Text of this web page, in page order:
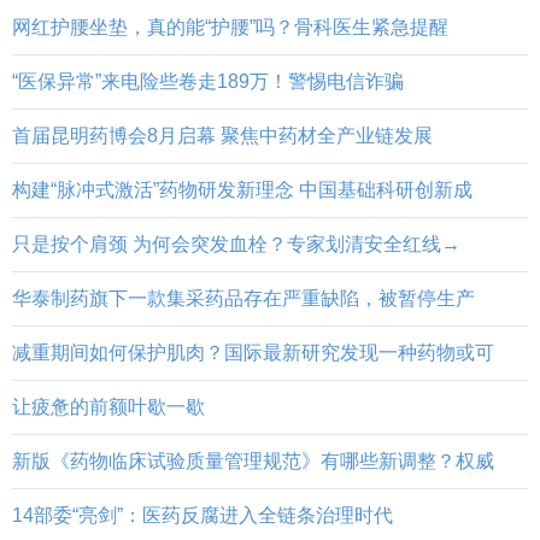
网红护腰坐垫，真的能“护腰”吗？骨科医生紧急提醒
“医保异常”来电险些卷走189万！警惕电信诈骗
首届昆明药博会8月启幕 聚焦中药材全产业链发展
构建“脉冲式激活”药物研发新理念 中国基础科研创新成
只是按个肩颈 为何会突发血栓？专家划清安全红线→
华泰制药旗下一款集采药品存在严重缺陷，被暂停生产
减重期间如何保护肌肉？国际最新研究发现一种药物或可
让疲惫的前额叶歇一歇
新版《药物临床试验质量管理规范》有哪些新调整？权威
14部委“亮剑”：医药反腐进入全链条治理时代